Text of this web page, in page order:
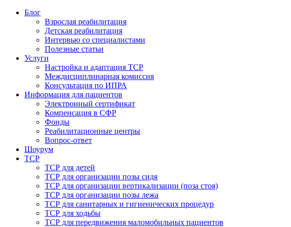
Блог
Взрослая реабилитация
Детская реабилитация
Интервью со специалистами
Полезные статьи
Услуги
Настройка и адаптация ТСР
Междисциплинарная комиссия
Консультация по ИПРА
Информация для пациентов
Электронный сертификат
Компенсация в СФР
Фонды
Реабилитационные центры
Вопрос-ответ
Шоурум
ТСР
ТСР для детей
ТСР для организации позы сидя
ТСР для организации вертикализации (поза стоя)
ТСР для организации позы лежа
ТСР для санитарных и гигиенических процедур
ТСР для ходьбы
ТСР для передвижения маломобильных пациентов